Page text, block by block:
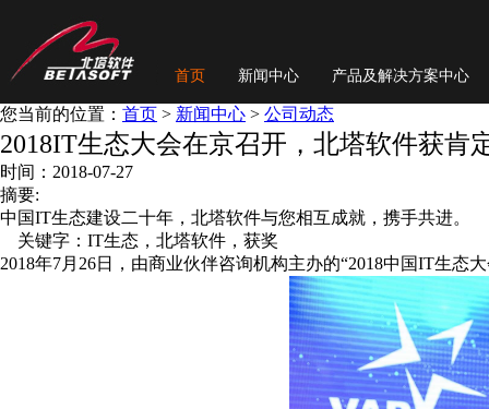
首页 新闻中心 产品及解决方案中心
您当前的位置： 首页 > 新闻中心 > 公司动态
2018IT生态大会在京召开，北塔软件获肯
时间：2018-07-27
摘要:
中国IT生态建设二十年，北塔软件与您相互成就，携手共进。
关键字：IT生态，北塔软件，获奖
2018年7月26日，由商业伙伴咨询机构主办的“2018中国IT生态